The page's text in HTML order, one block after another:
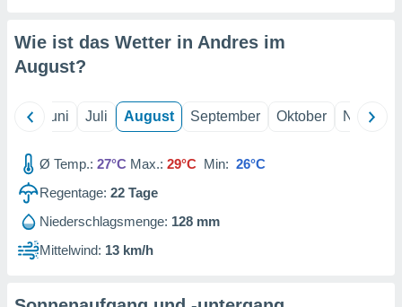
zur
von
zur
der
Wie ist das Wetter in Andres im
August?
Juni Juli August September Oktober
Ø Temp.: 27°C Max.: 29°C Min: 26°C
Regentage: 22 Tage
Niederschlagsmenge: 128 mm
Mittelwind: 13 km/h